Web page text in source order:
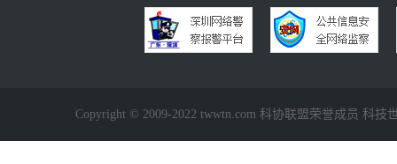
Copyright © 2009-2022 twwtn.com 科协联盟荣誉成员 科